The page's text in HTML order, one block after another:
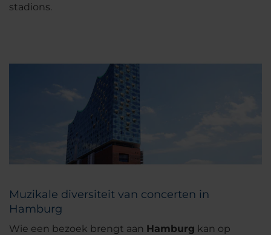
stadions.
Muzikale diversiteit van concerten in
Hamburg
Wie een bezoek brengt aan Hamburg kan op